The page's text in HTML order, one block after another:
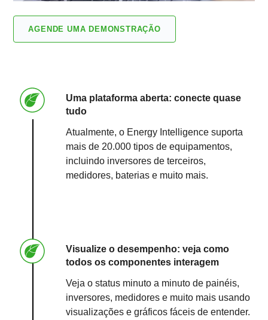
AGENDE UMA DEMONSTRAÇÃO
Uma plataforma aberta: conecte quase
tudo
Atualmente, o Energy Intelligence suporta
mais de 20.000 tipos de equipamentos,
incluindo inversores de terceiros,
medidores, baterias e muito mais.
Visualize o desempenho: veja como
todos os componentes interagem
Veja o status minuto a minuto de painéis,
inversores, medidores e muito mais usando
visualizações e gráficos fáceis de entender.